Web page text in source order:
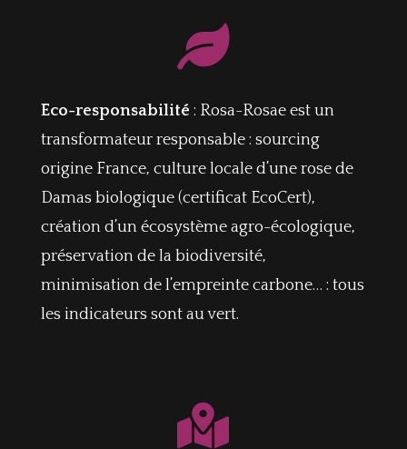

Eco-responsabilité : Rosa-Rosae est un
transformateur responsable : sourcing
origine France, culture locale d’une rose de
Damas biologique (certificat EcoCert),
création d’un écosystème agro-écologique,
préservation de la biodiversité,
minimisation de l’empreinte carbone… : tous
les indicateurs sont au vert.
